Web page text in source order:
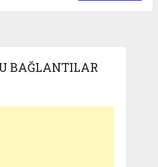
BAĞLANTILAR